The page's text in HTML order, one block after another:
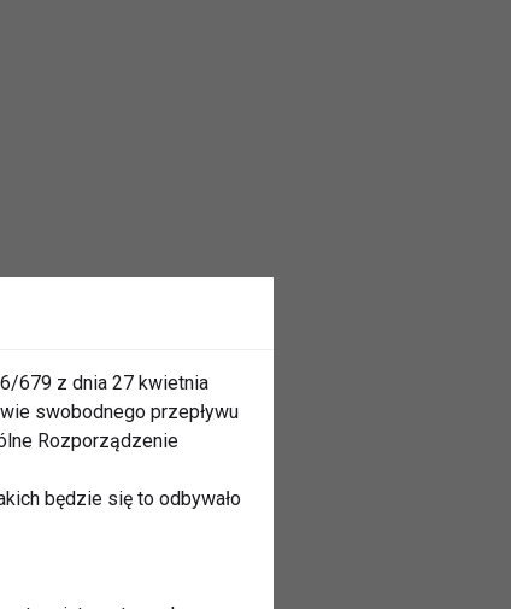
679 z dnia 27 kwietnia
swobodnego przepływu
Rozporządzenie
będzie się to odbywało